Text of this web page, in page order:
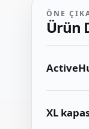
ÖNE
Ürün
XL